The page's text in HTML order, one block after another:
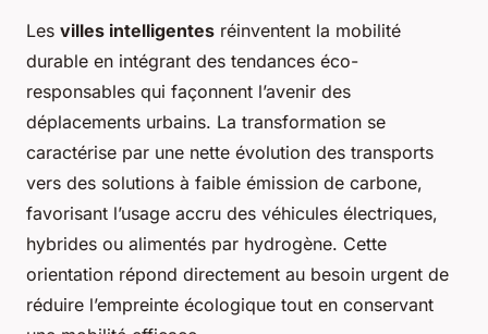
Les villes intelligentes réinventent la mobilité
durable en intégrant des tendances éco-
responsables qui façonnent l’avenir des
déplacements urbains. La transformation se
caractérise par une nette évolution des transports
vers des solutions à faible émission de carbone,
favorisant l’usage accru des véhicules électriques,
hybrides ou alimentés par hydrogène. Cette
orientation répond directement au besoin urgent de
réduire l’empreinte écologique tout en conservant